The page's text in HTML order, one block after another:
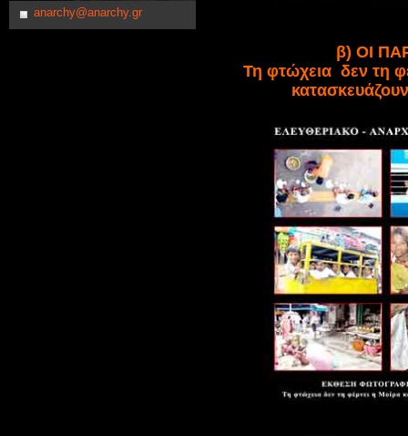
anarchy@anarchy.gr
β) ΟΙ
Τη φτώχεια δεν τη